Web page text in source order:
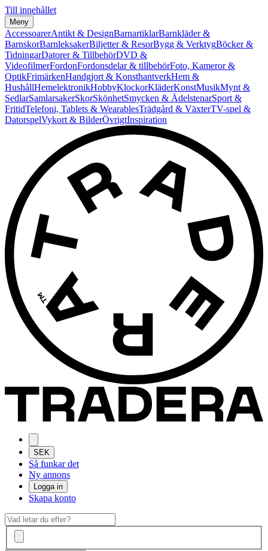
Till innehållet
Meny
AccessoarerAntikt & DesignBarnartiklarBarnkläder &
BarnskorBarnleksakerBiljetter & ResorBygg & VerktygBöcker &
TidningarDatorer & TillbehörDVD &
VideofilmerFordonFordonsdelar & tillbehörFoto, Kameror &
OptikFrimärkenHandgjort & KonsthantverkHem &
HushållHemelektronikHobbyKlockorKläderKonstMusikMynt &
SedlarSamlarsakerSkorSkönhetSmycken & ÄdelstenarSport &
FritidTelefoni, Tablets & WearablesTrädgård & VäxterTV-spel &
DatorspelVykort & BilderÖvrigtInspiration
SEK
Så funkar det
Ny annons
Logga in
Skapa konto